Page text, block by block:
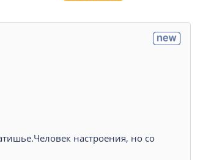
настроения, но со